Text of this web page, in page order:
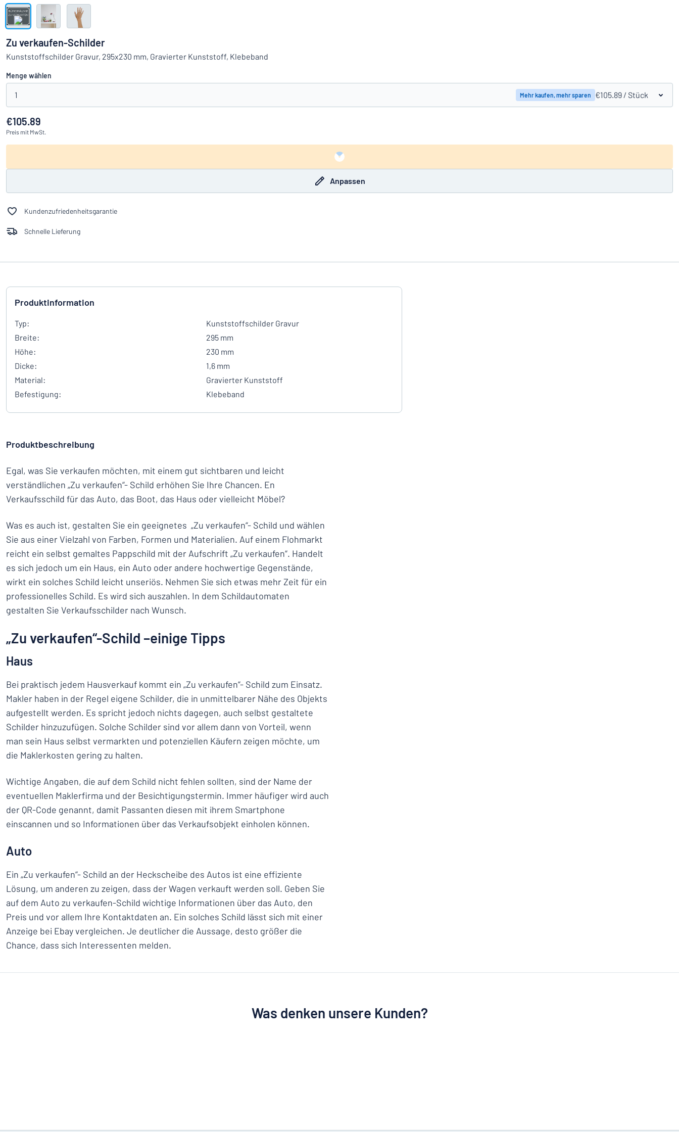
Das Gesuchte nicht gefunden?
Alle Kategorien anzeigen
Einloggen
Kundenservice
Privat
Zu verkaufen-Schilder
Kunststoffschilder Gravur, 295x230 mm, Gravierter Kunststoff, Klebeband
Menge wählen
1 Mehr kaufen, mehr sparen €105.89 / Stück
€105.89
Preis mit MwSt.
Anpassen
Kundenzufriedenheitsgarantie
Schnelle Lieferung
Produktinformation
Typ:
Kunststoffschilder Gravur
Breite:
295 mm
Höhe:
230 mm
Dicke:
1,6 mm
Material:
Gravierter Kunststoff
Befestigung:
Klebeband
Produktbeschreibung
Egal, was Sie verkaufen möchten, mit einem gut sichtbaren und leicht
verständlichen „Zu verkaufen“- Schild erhöhen Sie Ihre Chancen. En
Verkaufsschild für das Auto, das Boot, das Haus oder vielleicht Möbel?
Was es auch ist, gestalten Sie ein geeignetes „Zu verkaufen“- Schild und wählen
Sie aus einer Vielzahl von Farben, Formen und Materialien. Auf einem Flohmarkt
reicht ein selbst gemaltes Pappschild mit der Aufschrift „Zu verkaufen“. Handelt
es sich jedoch um ein Haus, ein Auto oder andere hochwertige Gegenstände,
wirkt ein solches Schild leicht unseriös. Nehmen Sie sich etwas mehr Zeit für ein
professionelles Schild. Es wird sich auszahlen. In dem Schildautomaten
gestalten Sie Verkaufsschilder nach Wunsch.
„Zu verkaufen“-Schild –einige Tipps
Haus
Bei praktisch jedem Hausverkauf kommt ein „Zu verkaufen“- Schild zum Einsatz.
Makler haben in der Regel eigene Schilder, die in unmittelbarer Nähe des Objekts
aufgestellt werden. Es spricht jedoch nichts dagegen, auch selbst gestaltete
Schilder hinzuzufügen. Solche Schilder sind vor allem dann von Vorteil, wenn
man sein Haus selbst vermarkten und potenziellen Käufern zeigen möchte, um
die Maklerkosten gering zu halten.
Wichtige Angaben, die auf dem Schild nicht fehlen sollten, sind der Name der
eventuellen Maklerfirma und der Besichtigungstermin. Immer häufiger wird auch
der QR-Code genannt, damit Passanten diesen mit ihrem Smartphone
einscannen und so Informationen über das Verkaufsobjekt einholen können.
Auto
Ein „Zu verkaufen“- Schild an der Heckscheibe des Autos ist eine effiziente
Lösung, um anderen zu zeigen, dass der Wagen verkauft werden soll. Geben Sie
auf dem Auto zu verkaufen-Schild wichtige Informationen über das Auto, den
Preis und vor allem Ihre Kontaktdaten an. Ein solches Schild lässt sich mit einer
Anzeige bei Ebay vergleichen. Je deutlicher die Aussage, desto größer die
Chance, dass sich Interessenten melden.
Was denken unsere Kunden?